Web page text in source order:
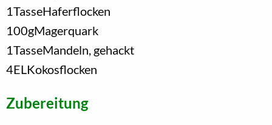
1TasseHaferflocken
100gMagerquark
1TasseMandeln, gehackt
4EL Kokosflocken
Zubereitung